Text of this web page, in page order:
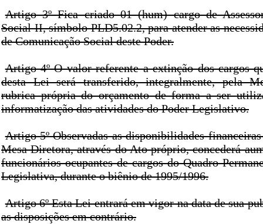
Artigo 3º Fica criado 01 (hum) cargo de
Social II, símbolo PLD5.02.2, para atender as
de Comunicação Social deste Poder.
Artigo 4º O valor referente a extinção dos cargos
desta Lei será transferido, integralmente, pela
rubrica própria do orçamento de forma a ser
informatização das atividades do Poder Legislativo.
Artigo 5º Observadas as disponibilidades
Mesa Diretora, através do Ato próprio, concederá
funcionários ocupantes de cargos do Quadro
Legislativa, durante o biênio de 1995/1996.
Artigo 6º Esta Lei entrará em vigor na data de sua
as disposições em contrário.